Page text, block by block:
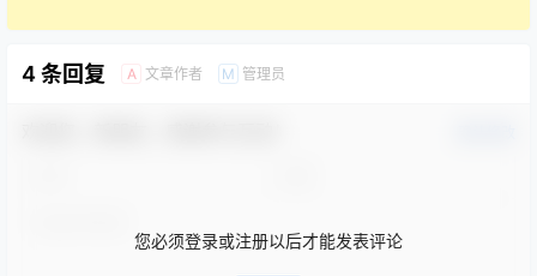
4 条回复 A 文章作者 M 管理员
您必须登录或注册以后才能发表评论